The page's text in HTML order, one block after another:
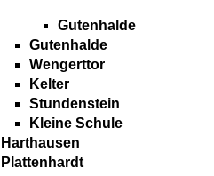
Gutenhalde
Gutenhalde
Wengerttor
Kelter
Stundenstein
Kleine Schule
Harthausen
Plattenhardt